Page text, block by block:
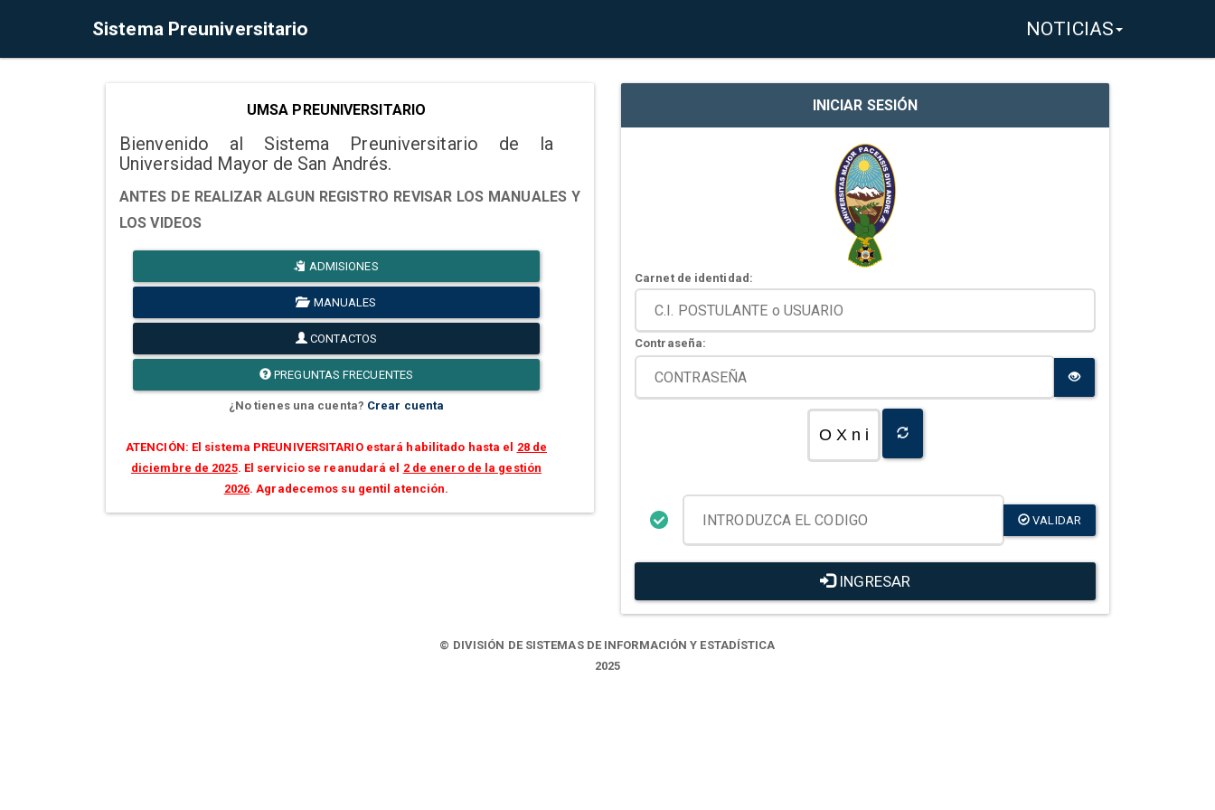
Sistema Preuniversitario NOTICIAS
UMSA PREUNIVERSITARIO
Bienvenido al Sistema Preuniversitario de la
Universidad Mayor de San Andrés.
ANTES DE REALIZAR ALGUN REGISTRO REVISAR LOS MANUALES Y
LOS VIDEOS
ADMISIONES
MANUALES
CONTACTOS
PREGUNTAS FRECUENTES
¿No tienes una cuenta? Crear cuenta
ATENCIÓN: El sistema PREUNIVERSITARIO estará habilitado hasta el 28 de
diciembre de 2025. El servicio se reanudará el 2 de enero de la gestión
2026. Agradecemos su gentil atención.
INICIAR SESIÓN
Carnet de identidad:
Contraseña:
O X n i
VALIDAR
INGRESAR
© DIVISIÓN DE SISTEMAS DE INFORMACIÓN Y ESTADÍSTICA
2025